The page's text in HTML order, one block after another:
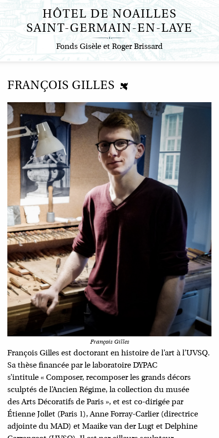
contenu
HÔTEL DE NOAILLES
SAINT-GERMAIN-EN-LAYE
Fonds Gisèle et Roger Brissard
FRANÇOIS GILLES
François Gilles
François Gilles est doctorant en histoire de l’art à l’UVSQ.
Sa thèse financée par le laboratoire DYPAC
s’intitule « Composer, recomposer les grands décors
sculptés de l’Ancien Régime, la collection du musée
des Arts Décoratifs de Paris », et est co-dirigée par
Étienne Jollet (Paris 1), Anne Forray-Carlier (directrice
adjointe du MAD) et Maaike van der Lugt et Delphine